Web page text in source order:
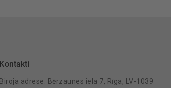
Kontakti
Biroja adrese: Bērzaunes iela 7, Rīga, LV-1039